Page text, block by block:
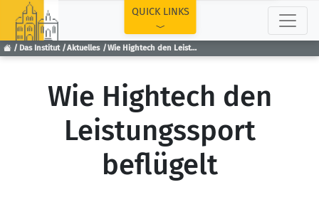
Das Institut Aktuelles Wie Hightech den Leistungssport beflügelt
QUICK LINKS
Wie Hightech den
Leistungssport
beflügelt